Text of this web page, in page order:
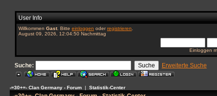
User Info
Willkommen Gast. Bitte einloggen oderregistrieren
August 09, 2026, 12:04:50 Nachmittag
Einloggen
Suche: Erweiterte Suche
-=30+=- Clan Germany - Forum | Statistik-Center